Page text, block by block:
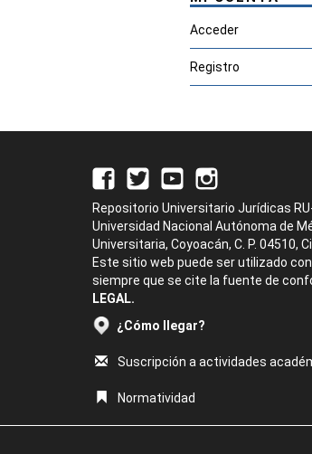
Acceder
Registro
Repositorio Universitario Jurídicas
Universidad Nacional Autónoma de
Universitaria, Coyoacán, C. P. 04510,
Este sitio web puede ser utilizado
siempre que se cite la fuente de
LEGAL.
¿Cómo llegar?
Suscripción a actividades
Normatividad